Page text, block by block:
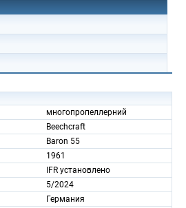
многопропеллерний
Beechcraft
Baron 55
1961
IFR установлено
5/2024
Германия